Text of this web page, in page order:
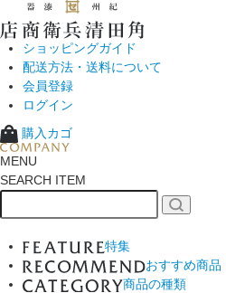
ショッピングガイド
配送方法・送料について
会員登録
ログイン
購入カゴ
MENU
SEARCH ITEM
特集
おすすめ商品
商品の種類